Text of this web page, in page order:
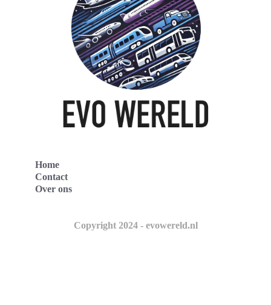
Home
Contact
Over ons
Copyright 2024 - evowereld.nl